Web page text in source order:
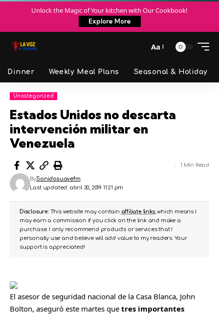
Unlock the Magic of Your kitchen with Our Cookbook!
Explore More
Aa
Dinner Weekly Meal Plans Seasonal & Holiday
Uncategorized
Estados Unidos no descarta
intervención militar en
Venezuela
Last updated: abril 30, 2019 11:21 pm
BySonidosuavefm
1 Min Read
Disclosure:This website may contain affiliate links, which means I
may earn a commission if you click on the link and make a
purchase. I only recommend products or services that I
personally use and believe will add value to my readers. Your
support is appreciated!
El asesor de seguridad nacional de la Casa Blanca, John
Bolton, aseguró este martes que tres importantes